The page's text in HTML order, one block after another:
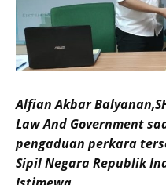
Alfian Akbar
Law And Government
pengaduan perkara
Sipil Negara Republik